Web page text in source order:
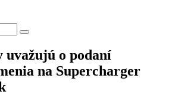
Search
uvažujú o podaní
na Supercharger